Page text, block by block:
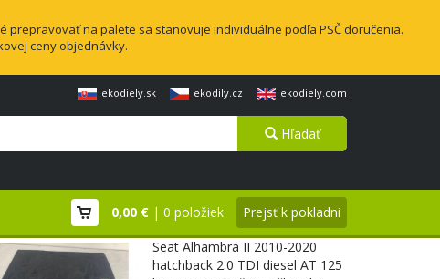
na palete sa stanovuje individuálne podľa PSČ doručenia.
ceny objednávky.
ekodiely.sk ekodily.cz ekodiely.com
Hľadať
0,00 € | 0 položiek Prejsť k pokladni
Seat Alhambra II 2010-2020
hatchback 2.0 TDI diesel AT 125